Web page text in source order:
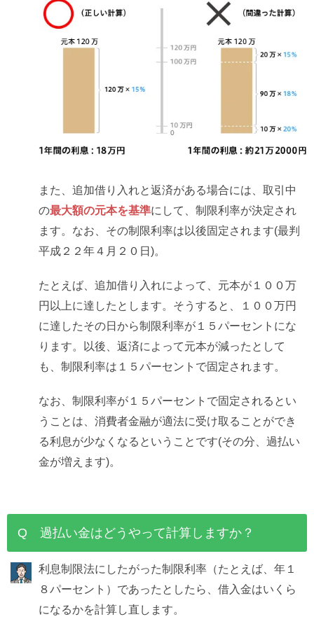
また、追加借り入れと返済がある場合には、取引中
の最大額の元本を基準にして、制限利率が決定され
ます。なお、その制限利率は以後固定されます(最判
平成２２年４月２０日)。
たとえば、追加借り入れによって、元本が１００万
円以上に達したとします。そうすると、１００万円
に達したその日から制限利率が１５パーセントにな
ります。以後、返済によって元本が減ったとして
も、制限利率は１５パーセントで固定されます。
なお、制限利率が１５パーセントで固定されるとい
うことは、消費者金融が適法に受け取ることができ
る利息が少なくなるということです(その分、過払い
金が増えます)。
Q 過払い金はどうやって計算しますか？
利息制限法にしたがった制限利率（たとえば、年１
８パーセント）であったとしたら、借入金はいくら
になるかを計算し直します。